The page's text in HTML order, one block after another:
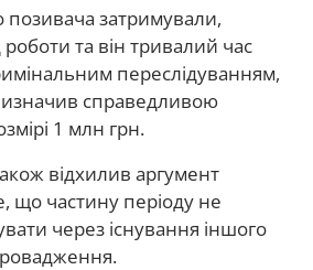
позивача затримували,
роботи та він тривалий час
переслідуванням,
справедливою
1 млн грн.
відхилив аргумент
що частину періоду не
через існування іншого